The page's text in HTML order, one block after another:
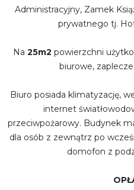
Administracyjny, Zamek
prywatnego tj.
Na 25m2 powierzchni
biurowe,
Biuro posiada klimatyzację,
internet
przeciwpożarowy. Budynek
dla osób z zewnątrz po
domofon z